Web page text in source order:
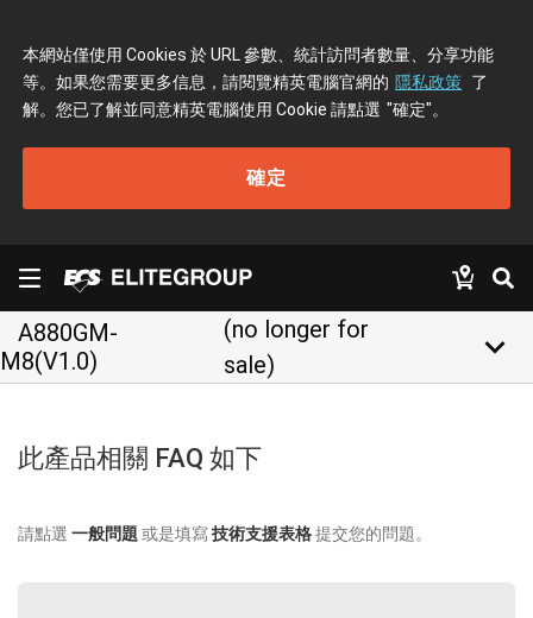
本網站僅使用 Cookies 於 URL 參數、統計訪問者數量、分享功能
等。如果您需要更多信息，請閱覽精英電腦官網的 隱私政策 了
解。您已了解並同意精英電腦使用 Cookie 請點選 "確定"。
確定
A880GM-
M8(V1.0)
(no longer for
sale)
keyboard_arrow_down
此產品相關 FAQ 如下
請點選 一般問題 或是填寫技術支援表格提交您的問題。